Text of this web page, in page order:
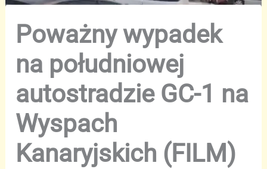
Poważny wypadek
na południowej
autostradzie GC-1 na
Wyspach
Kanaryjskich (FILM)